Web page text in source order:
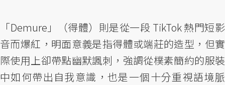
「Demure」（得體）則是從一段 TikTok 熱門短影
音而爆紅，明面意義是指得體或端莊的造型，但實
際使用上卻帶點幽默諷刺，強調從樸素簡約的服裝
中如何帶出自我意識，也是一個十分重視語境脈